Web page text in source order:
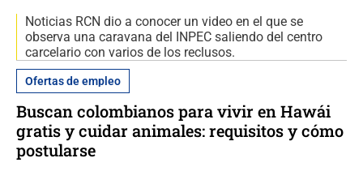
Noticias RCN dio a conocer un video en el que se
observa una caravana del INPEC saliendo del centro
carcelario con varios de los reclusos.
Ofertas de empleo
Buscan colombianos para vivir en Hawái
gratis y cuidar animales: requisitos y cómo
postularse